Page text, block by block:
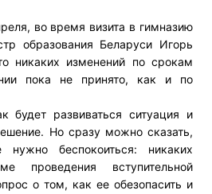
во время визита в гимназию
образования Беларуси Игорь
никаких изменений по срокам
пока не принято, как и по
развиваться ситуация и
Но сразу можно сказать,
беспокоиться: никаких
проведения вступительной
о том, как ее обезопасить и